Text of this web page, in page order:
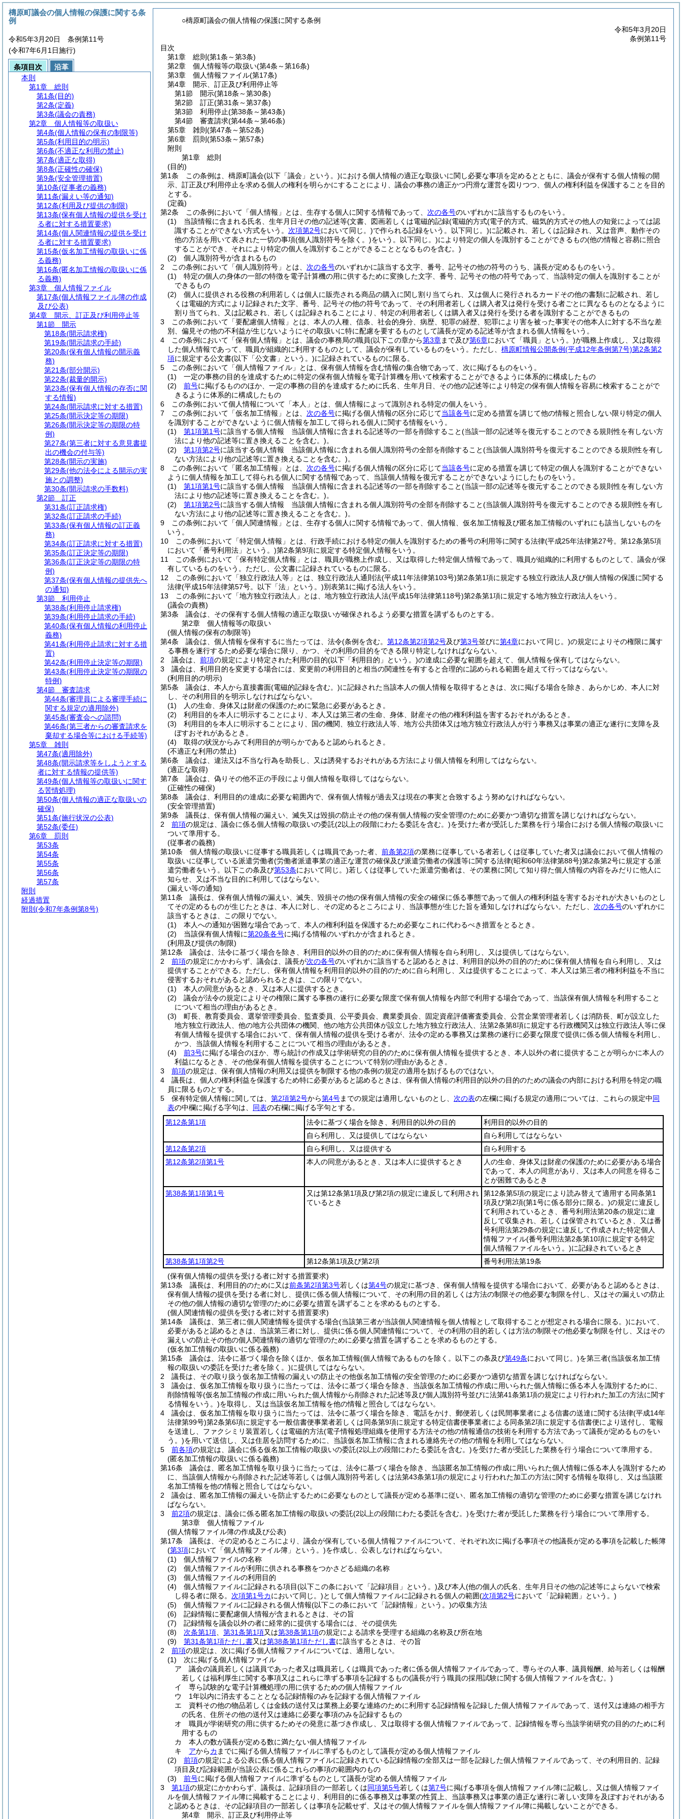
○檮原町議会の個人情報の保護に関する条例
令和5年3月20日
条例第11号
目次
第1章
総則 (第1条～第3条)
第2章
個人情報等の取扱い(第4条～第16条)
第3章
個人情報ファイル(第17条)
第4章
開示、訂正及び利用停止等
第1節
開示(第18条～第30条)
第2節
訂正(第31条～第37条)
第3節
利用停止(第38条～第43条)
第4節
審査請求(第44条～第46条)
第5章
雑則 (第47条～第52条)
第6章
罰則 (第53条～第57条)
附則
第1章
総則
(目的)
第1条
この条例は、檮原町議会(以下「議会」という。)における個人情報の適正な取扱いに関し必要な事項を定めるとともに、議会が保有する個人情報の開
示、訂正及び利用停止を求める個人の権利を明らかにすることにより、議会の事務の適正かつ円滑な運営を図りつつ、個人の権利利益を保護することを目的
とする。
(定義)
第2条
この条例において「個人情報」とは、生存する個人に関する情報であって、 次の各号のいずれかに該当するものをいう。
(1)
当該情報に含まれる氏名、生年月日その他の記述等(文書、図画若しくは電磁的記録(電磁的方式(電子的方式、磁気的方式その他人の知覚によっては認
識することができない方式をいう。 次項第2号において同じ。)で作られる記録をいう。以下同じ。)に記載され、若しくは記録され、又は音声、動作その
他の方法を用いて表された一切の事項(個人識別符号を除く。)をいう。以下同じ。)により特定の個人を識別することができるもの(他の情報と容易に照合
することができ、それにより特定の個人を識別することができることとなるものを含む。)
(2)
個人識別符号が含まれるもの
2
この条例において「個人識別符号」とは、 次の各号のいずれかに該当する文字、番号、記号その他の符号のうち、議長が定めるものをいう。
(1)
特定の個人の身体の一部の特徴を電子計算機の用に供するために変換した文字、番号、記号その他の符号であって、当該特定の個人を識別することが
できるもの
(2)
個人に提供される役務の利用若しくは個人に販売される商品の購入に関し割り当てられ、又は個人に発行されるカードその他の書類に記載され、若し
くは電磁的方式により記録された文字、番号、記号その他の符号であって、その利用者若しくは購入者又は発行を受ける者ごとに異なるものとなるように
割り当てられ、又は記載され、若しくは記録されることにより、特定の利用者若しくは購入者又は発行を受ける者を識別することができるもの
3
この条例において「要配慮個人情報」とは、本人の人種、信条、社会的身分、病歴、犯罪の経歴、犯罪により害を被った事実その他本人に対する不当な差
別、偏見その他の不利益が生じないようにその取扱いに特に配慮を要するものとして議長が定める記述等が含まれる個人情報をいう。
4
この条例において「保有個人情報」とは、議会の事務局の職員(以下この章から第3章まで及び第6章において「職員」という。)が職務上作成し、又は取得
した個人情報であって、職員が組織的に利用するものとして、議会が保有しているものをいう。 ただし、 檮原町情報公開条例(平成12年条例第7号)第2条第2
項に規定する公文書(以下「公文書」という。)に記録されているものに限る。
5
この条例において「個人情報ファイル」とは、保有個人情報を含む情報の集合物であって、次に掲げるものをいう。
(1)
一定の事務の目的を達成するために特定の保有個人情報を電子計算機を用いて検索することができるように体系的に構成したもの
(2)
前号に掲げるもののほか、一定の事務の目的を達成するために氏名、生年月日、その他の記述等により特定の保有個人情報を容易に検索することがで
きるように体系的に構成したもの
6
この条例において個人情報について「本人」とは、個人情報によって識別される特定の個人をいう。
7
この条例において「仮名加工情報」とは、 次の各号に掲げる個人情報の区分に応じて当該各号に定める措置を講じて他の情報と照合しない限り特定の個人
を識別することができないように個人情報を加工して得られる個人に関する情報をいう。
(1)
第1項第1号に該当する個人情報 当該個人情報に含まれる記述等の一部を削除すること(当該一部の記述等を復元することのできる規則性を有しない方
法により他の記述等に置き換えることを含む。)。
(2)
第1項第2号に該当する個人情報 当該個人情報に含まれる個人識別符号の全部を削除すること(当該個人識別符号を復元することのできる規則性を有し
ない方法により他の記述等に置き換えることを含む。)。
8
この条例において「匿名加工情報」とは、 次の各号に掲げる個人情報の区分に応じて当該各号に定める措置を講じて特定の個人を識別することができない
ように個人情報を加工して得られる個人に関する情報であって、当該個人情報を復元することができないようにしたものをいう。
(1)
第1項第1号に該当する個人情報 当該個人情報に含まれる記述等の一部を削除すること(当該一部の記述等を復元することのできる規則性を有しない方
法により他の記述等に置き換えることを含む。)。
(2)
第1項第2号に該当する個人情報 当該個人情報に含まれる個人識別符号の全部を削除すること(当該個人識別符号を復元することのできる規則性を有し
ない方法により他の記述等に置き換えることを含む。)。
9
この条例において「個人関連情報」とは、生存する個人に関する情報であって、個人情報、仮名加工情報及び匿名加工情報のいずれにも該当しないものを
いう。
10
この条例において「特定個人情報」とは、行政手続における特定の個人を識別するための番号の利用等に関する法律(平成25年法律第27号。第12条第5項
において「番号利用法」という。)第2条第9項に規定する特定個人情報をいう。
11
この条例において「保有特定個人情報」とは、職員が職務上作成し、又は取得した特定個人情報であって、職員が組織的に利用するものとして、議会が保
有しているものをいう。 ただし、公文書に記録されているものに限る。
12
この条例において「独立行政法人等」とは、独立行政法人通則法(平成11年法律第103号)第2条第1項に規定する独立行政法人及び個人情報の保護に関する
法律(平成15年法律第57号。以下「法」という。)別表第1に掲げる法人をいう。
13
この条例において「地方独立行政法人」とは、地方独立行政法人法(平成15年法律第118号)第2条第1項に規定する地方独立行政法人をいう。
(議会の責務)
第3条
議会は、その保有する個人情報の適正な取扱いが確保されるよう必要な措置を講ずるものとする。
第2章
個人情報等の取扱い
(個人情報の保有の制限等)
第4条
議会は、個人情報を保有するに当たっては、法令(条例を含む。 第12条第2項第2号及び第3号並びに第4章において同じ。)の規定によりその権限に属す
る事務を遂行するため必要な場合に限り、かつ、その利用の目的をできる限り特定しなければならない。
2
議会は、 前項の規定により特定された利用の目的(以下「利用目的」という。)の達成に必要な範囲を超えて、個人情報を保有してはならない。
3
議会は、利用目的を変更する場合には、変更前の利用目的と相当の関連性を有すると合理的に認められる範囲を超えて行ってはならない。
(利用目的の明示)
第5条
議会は、本人から直接書面(電磁的記録を含む。)に記録された当該本人の個人情報を取得するときは、次に掲げる場合を除き、あらかじめ、本人に対
し、その利用目的を明示しなければならない。
(1)
人の生命、身体又は財産の保護のために緊急に必要があるとき。
(2)
利用目的を本人に明示することにより、本人又は第三者の生命、身体、財産その他の権利利益を害するおそれがあるとき。
(3)
利用目的を本人に明示することにより、国の機関、独立行政法人等、地方公共団体又は地方独立行政法人が行う事務又は事業の適正な遂行に支障を及
ぼすおそれがあるとき。
(4)
取得の状況からみて利用目的が明らかであると認められるとき。
(不適正な利用の禁止)
第6条
議会は、違法又は不当な行為を助長し、又は誘発するおそれがある方法により個人情報を利用してはならない。
(適正な取得)
第7条
議会は、偽りその他不正の手段により個人情報を取得してはならない。
(正確性の確保)
第8条
議会は、利用目的の達成に必要な範囲内で、保有個人情報が過去又は現在の事実と合致するよう努めなければならない。
(安全管理措置)
第9条
議長は、保有個人情報の漏えい、滅失又は毀損の防止その他の保有個人情報の安全管理のために必要かつ適切な措置を講じなければならない。
2
前項の規定は、議会に係る個人情報の取扱いの委託(2以上の段階にわたる委託を含む。)を受けた者が受託した業務を行う場合における個人情報の取扱いに
ついて準用する。
(従事者の義務)
第10条
個人情報の取扱いに従事する職員若しくは職員であった者、 前条第2項の業務に従事している者若しくは従事していた者又は議会において個人情報の
取扱いに従事している派遣労働者(労働者派遣事業の適正な運営の確保及び派遣労働者の保護等に関する法律(昭和60年法律第88号)第2条第2号に規定する派
遣労働者をいう。以下この条及び第53条において同じ。)若しくは従事していた派遣労働者は、その業務に関して知り得た個人情報の内容をみだりに他人に
知らせ、又は不当な目的に利用してはならない。
(漏えい等の通知)
第11条
議長は、保有個人情報の漏えい、滅失、毀損その他の保有個人情報の安全の確保に係る事態であって個人の権利利益を害するおそれが大きいものとし
てその定めるものが生じたときは、本人に対し、その定めるところにより、当該事態が生じた旨を通知しなければならない。 ただし、 次の各号のいずれかに
該当するときは、この限りでない。
(1)
本人への通知が困難な場合であって、本人の権利利益を保護するため必要なこれに代わるべき措置をとるとき。
(2)
当該保有個人情報に第20条各号に掲げる情報のいずれかが含まれるとき。
(利用及び提供の制限)
第12条
議会は、法令に基づく場合を除き、利用目的以外の目的のために保有個人情報を自ら利用し、又は提供してはならない。
2
前項の規定にかかわらず、議会は、議長が次の各号のいずれかに該当すると認めるときは、利用目的以外の目的のために保有個人情報を自ら利用し、又は
提供することができる。 ただし、保有個人情報を利用目的以外の目的のために自ら利用し、又は提供することによって、本人又は第三者の権利利益を不当に
侵害するおそれがあると認められるときは、この限りでない。
(1)
本人の同意があるとき、又は本人に提供するとき。
(2)
議会が法令の規定によりその権限に属する事務の遂行に必要な限度で保有個人情報を内部で利用する場合であって、当該保有個人情報を利用すること
について相当の理由があるとき。
(3)
町長、教育委員会、選挙管理委員会、監査委員、公平委員会、農業委員会、固定資産評価審査委員会、公営企業管理者若しくは消防長、町が設立した
地方独立行政法人、他の地方公共団体の機関、他の地方公共団体が設立した地方独立行政法人、法第2条第8項に規定する行政機関又は独立行政法人等に保
有個人情報を提供する場合において、保有個人情報の提供を受ける者が、法令の定める事務又は業務の遂行に必要な限度で提供に係る個人情報を利用し、
かつ、当該個人情報を利用することについて相当の理由があるとき。
(4)
前3号に掲げる場合のほか、専ら統計の作成又は学術研究の目的のために保有個人情報を提供するとき、本人以外の者に提供することが明らかに本人の
利益になるとき、その他保有個人情報を提供することについて特別の理由があるとき。
3
前項の規定は、保有個人情報の利用又は提供を制限する他の条例の規定の適用を妨げるものではない。
4
議長は、個人の権利利益を保護するため特に必要があると認めるときは、保有個人情報の利用目的以外の目的のための議会の内部における利用を特定の職
員に限るものとする。
5
保有特定個人情報に関しては、 第2項第2号から第4号までの規定は適用しないものとし、 次の表の左欄に掲げる規定の適用については、これらの規定中同
表の中欄に掲げる字句は、 同表の右欄に掲げる字句とする。
第12条第1項
法令に基づく場合を除き、利用目的以外の目的
利用目的以外の目的
自ら利用し、又は提供してはならない
自ら利用してはならない
第12条第2項
自ら利用し、又は提供する
自ら利用する
第12条第2項第1号
本人の同意があるとき、又は本人に提供するとき
人の生命、身体又は財産の保護のために必要がある場合
であって、本人の同意があり、又は本人の同意を得るこ
とが困難であるとき
第38条第1項第1号
又は第12条第1項及び第2項の規定に違反して利用され
ているとき
第12条第5項の規定により読み替えて適用する同条第1
項及び第2項(第1号に係る部分に限る。)の規定に違反し
て利用されているとき、番号利用法第20条の規定に違
反して収集され、若しくは保管されているとき、又は番
号利用法第29条の規定に違反して作成された特定個人
情報ファイル(番号利用法第2条第10項に規定する特定
個人情報ファイルをいう。)に記録されているとき
第38条第1項第2号
第12条第1項及び第2項
番号利用法第19条
(保有個人情報の提供を受ける者に対する措置要求)
第13条
議長は、利用目的のために又は前条第2項第3号若しくは第4号の規定に基づき、保有個人情報を提供する場合において、必要があると認めるときは、
保有個人情報の提供を受ける者に対し、提供に係る個人情報について、その利用の目的若しくは方法の制限その他必要な制限を付し、又はその漏えいの防止
その他の個人情報の適切な管理のために必要な措置を講ずることを求めるものとする。
(個人関連情報の提供を受ける者に対する措置要求)
第14条
議長は、第三者に個人関連情報を提供する場合(当該第三者が当該個人関連情報を個人情報として取得することが想定される場合に限る。)において、
必要があると認めるときは、当該第三者に対し、提供に係る個人関連情報について、その利用の目的若しくは方法の制限その他必要な制限を付し、又はその
漏えいの防止その他の個人関連情報の適切な管理のために必要な措置を講ずることを求めるものとする。
(仮名加工情報の取扱いに係る義務)
第15条
議会は、法令に基づく場合を除くほか、仮名加工情報(個人情報であるものを除く。以下この条及び第49条において同じ。)を第三者(当該仮名加工情
報の取扱いの委託を受けた者を除く。)に提供してはならない。
2
議長は、その取り扱う仮名加工情報の漏えいの防止その他仮名加工情報の安全管理のために必要かつ適切な措置を講じなければならない。
3
議会は、仮名加工情報を取り扱うに当たっては、法令に基づく場合を除き、当該仮名加工情報の作成に用いられた個人情報に係る本人を識別するために、
削除情報等(仮名加工情報の作成に用いられた個人情報から削除された記述等及び個人識別符号並びに法第41条第1項の規定により行われた加工の方法に関す
る情報をいう。)を取得し、又は当該仮名加工情報を他の情報と照合してはならない。
4
議会は、仮名加工情報を取り扱うに当たっては、法令に基づく場合を除き、電話をかけ、郵便若しくは民間事業者による信書の送達に関する法律(平成14年
法律第99号)第2条第6項に規定する一般信書便事業者若しくは同条第9項に規定する特定信書便事業者による同条第2項に規定する信書便により送付し、電報
を送達し、ファクシミリ装置若しくは電磁的方法(電子情報処理組織を使用する方法その他の情報通信の技術を利用する方法であって議長が定めるものをい
う。)を用いて送信し、又は住居を訪問するために、当該仮名加工情報に含まれる連絡先その他の情報を利用してはならない。
5
前各項の規定は、議会に係る仮名加工情報の取扱いの委託(2以上の段階にわたる委託を含む。)を受けた者が受託した業務を行う場合について準用する。
(匿名加工情報の取扱いに係る義務)
第16条
議会は、匿名加工情報を取り扱うに当たっては、法令に基づく場合を除き、当該匿名加工情報の作成に用いられた個人情報に係る本人を識別するため
に、当該個人情報から削除された記述等若しくは個人識別符号若しくは法第43条第1項の規定により行われた加工の方法に関する情報を取得し、又は当該匿
名加工情報を他の情報と照合してはならない。
2
議会は、匿名加工情報の漏えいを防止するために必要なものとして議長が定める基準に従い、匿名加工情報の適切な管理のために必要な措置を講じなけれ
ばならない。
3
前2項の規定は、議会に係る匿名加工情報の取扱いの委託(2以上の段階にわたる委託を含む。)を受けた者が受託した業務を行う場合について準用する。
第3章
個人情報ファイル
(個人情報ファイル簿の作成及び公表)
第17条
議長は、その定めるところにより、議会が保有している個人情報ファイルについて、それぞれ次に掲げる事項その他議長が定める事項を記載した帳簿
(第3項において「個人情報ファイル簿」という。)を作成し、公表しなければならない。
(1)
個人情報ファイルの名称
(2)
個人情報ファイルが利用に供される事務をつかさどる組織の名称
(3)
個人情報ファイルの利用目的
(4)
個人情報ファイルに記録される項目(以下この条において「記録項目」という。)及び本人(他の個人の氏名、生年月日その他の記述等によらないで検索
し得る者に限る。 次項第1号カにおいて同じ。)として個人情報ファイルに記録される個人の範囲(次項第2号において「記録範囲」という。)
(5)
個人情報ファイルに記録される個人情報(以下この条において「記録情報」という。)の収集方法
(6)
記録情報に要配慮個人情報が含まれるときは、その旨
(7)
記録情報を議会以外の者に経常的に提供する場合には、その提供先
(8)
次条第1項 第31条第1項又は第38条第1項の規定による請求を受理する組織の名称及び所在地
(9)
第31条第1項ただし書又は第38条第1項ただし書に該当するときは、その旨
2
前項の規定は、次に掲げる個人情報ファイルについては、適用しない。
(1)
次に掲げる個人情報ファイル
ア
議会の議員若しくは議員であった者又は職員若しくは職員であった者に係る個人情報ファイルであって、専らその人事、議員報酬、給与若しくは報酬
若しくは福利厚生に関する事項又はこれらに準ずる事項を記録するもの(議長が行う職員の採用試験に関する個人情報ファイルを含む。)
イ
専ら試験的な電子計算機処理の用に供するための個人情報ファイル
ウ
1年以内に消去することとなる記録情報のみを記録する個人情報ファイル
エ
資料その他の物品若しくは金銭の送付又は業務上必要な連絡のために利用する記録情報を記録した個人情報ファイルであって、送付又は連絡の相手方
の氏名、住所その他の送付又は連絡に必要な事項のみを記録するもの
オ
職員が学術研究の用に供するためその発意に基づき作成し、又は取得する個人情報ファイルであって、記録情報を専ら当該学術研究の目的のために利
用するもの
カ
本人の数が議長が定める数に満たない個人情報ファイル
キ
アからカ までに掲げる個人情報ファイルに準ずるものとして議長が定める個人情報ファイル
(2)
前項の規定による公表に係る個人情報ファイルに記録されている記録情報の全部又は一部を記録した個人情報ファイルであって、その利用目的、記録
項目及び記録範囲が当該公表に係るこれらの事項の範囲内のもの
(3)
前号に掲げる個人情報ファイルに準ずるものとして議長が定める個人情報ファイル
3
第1項の規定にかかわらず、議長は、記録項目の一部若しくは同項第5号若しくは第7号に掲げる事項を個人情報ファイル簿に記載し、又は個人情報ファイ
ルを個人情報ファイル簿に掲載することにより、利用目的に係る事務又は事業の性質上、当該事務又は事業の適正な遂行に著しい支障を及ぼすおそれがある
と認めるときは、その記録項目の一部若しくは事項を記載せず、又はその個人情報ファイルを個人情報ファイル簿に掲載しないことができる。
第4章
開示、訂正及び利用停止等
檮原町議会の個人情報の保護に関する条
例
令和5年3月20日 条例第11号
(令和7年6月1日施行)
条項目次
沿革
本則
第1章
総則
第1条(目的)
第2条(定義)
第3条(議会の責務)
第2章
個人情報等の取扱い
第4条(個人情報の保有の制限等)
第5条(利用目的の明示)
第6条(不適正な利用の禁止)
第7条(適正な取得)
第8条(正確性の確保)
第9条(安全管理措置)
第10条(従事者の義務)
第11条(漏えい等の通知)
第12条(利用及び提供の制限)
第13条(保有個人情報の提供を受け
る者に対する措置要求)
第14条(個人関連情報の提供を受け
る者に対する措置要求)
第15条(仮名加工情報の取扱いに係
る義務)
第16条(匿名加工情報の取扱いに係
る義務)
第3章
個人情報ファイル
第17条(個人情報ファイル簿の作成
及び公表)
第4章
開示、訂正及び利用停止等
第1節
開示
第18条(開示請求権)
第19条(開示請求の手続)
第20条(保有個人情報の開示義
務)
第21条(部分開示)
第22条(裁量的開示)
第23条(保有個人情報の存否に関
する情報)
第24条(開示請求に対する措置)
第25条(開示決定等の期限)
第26条(開示決定等の期限の特
例)
第27条(第三者に対する意見書提
出の機会の付与等)
第28条(開示の実施)
第29条(他の法令による開示の実
施との調整)
第30条(開示請求の手数料)
第2節
訂正
第31条(訂正請求権)
第32条(訂正請求の手続)
第33条(保有個人情報の訂正義
務)
第34条(訂正請求に対する措置)
第35条(訂正決定等の期限)
第36条(訂正決定等の期限の特
例)
第37条(保有個人情報の提供先へ
の通知)
第3節
利用停止
第38条(利用停止請求権)
第39条(利用停止請求の手続)
第40条(保有個人情報の利用停止
義務)
第41条(利用停止請求に対する措
置)
第42条(利用停止決定等の期限)
第43条(利用停止決定等の期限の
特例)
第4節
審査請求
第44条(審理員による審理手続に
関する規定の適用除外)
第45条(審査会への諮問)
第46条(第三者からの審査請求を
棄却する場合等における手続等)
第5章
雑則
第47条(適用除外)
第48条(開示請求等をしようとする
者に対する情報の提供等)
第49条(個人情報等の取扱いに関す
る苦情処理)
第50条(個人情報の適正な取扱いの
確保)
第51条(施行状況の公表)
第52条(委任)
第6章
罰則
第53条
第54条
第55条
第56条
第57条
附則
経過措置
附則 (令和7年条例第8号)